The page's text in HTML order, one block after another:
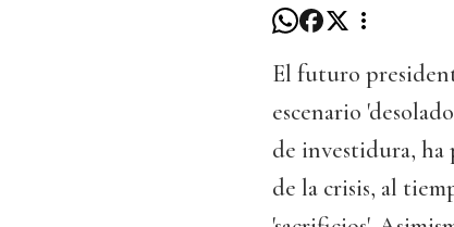
El futuro
escenario
de investidura, ha
de la crisis, al